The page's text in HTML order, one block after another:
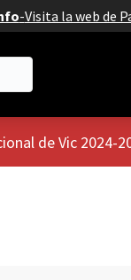
-Visita la web de
de Vic 2024-